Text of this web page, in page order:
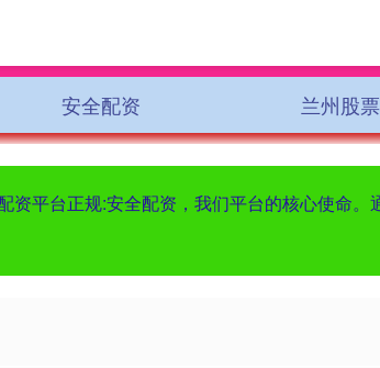
安全配资 兰州股
平台正规:安全配资，我们平台的核心使命